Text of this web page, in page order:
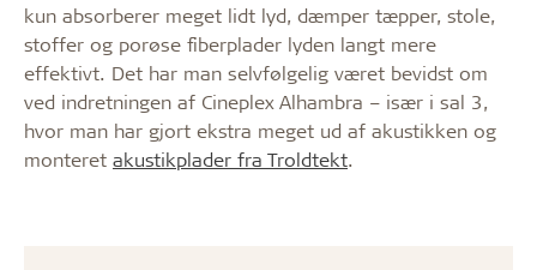
kun absorberer meget lidt lyd, dæmper tæpper, stole,
stoffer og porøse fiberplader lyden langt mere
effektivt. Det har man selvfølgelig været bevidst om
ved indretningen af Cineplex Alhambra – især i sal 3,
hvor man har gjort ekstra meget ud af akustikken og
monteret akustikplader fra Troldtekt.